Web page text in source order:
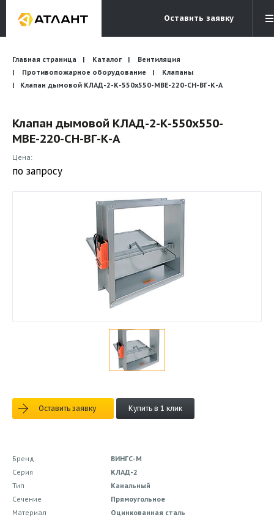
Оставить заявку
Электронная почта
info@atlantcompany.ru
Бесплатный звонок
8 (495) 532-45-07
Бренды
Бланки запросов
Главная страница Каталог
Вентиляция
Противопожарное оборудование
Клапаны
Клапан дымовой КЛАД-2-К-550x550-МВЕ-220-СН-ВГ-К-А
Клапан дымовой КЛАД-2-К-550x550-
МВЕ-220-СН-ВГ-К-А
Цена:
по запросу
Оставить заявку Купить в 1 клик
Бренд
ВИНГС-М
Серия
КЛАД-2
Тип
Канальный
Сечение
Прямоугольное
Материал
Оцинкованная сталь